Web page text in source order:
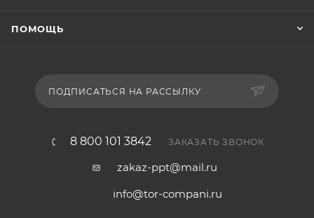
ПОМОЩЬ
ПОДПИСАТЬСЯ НА РАССЫЛКУ
8 800 101 3842 ЗАКАЗАТЬ ЗВОНОК
zakaz-ppt@mail.ru
info@tor-compani.ru